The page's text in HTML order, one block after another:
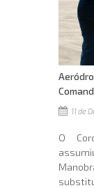
11 de
O